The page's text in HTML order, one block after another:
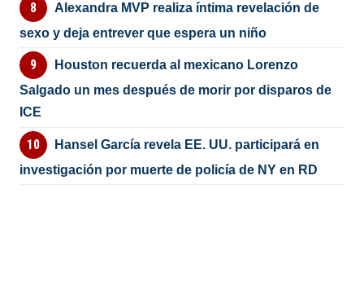
Alexandra MVP realiza íntima revelación de
sexo y deja entrever que espera un niño
Houston recuerda al mexicano Lorenzo
Salgado un mes después de morir por disparos de
ICE
Hansel García revela EE. UU. participará en
investigación por muerte de policía de NY en RD